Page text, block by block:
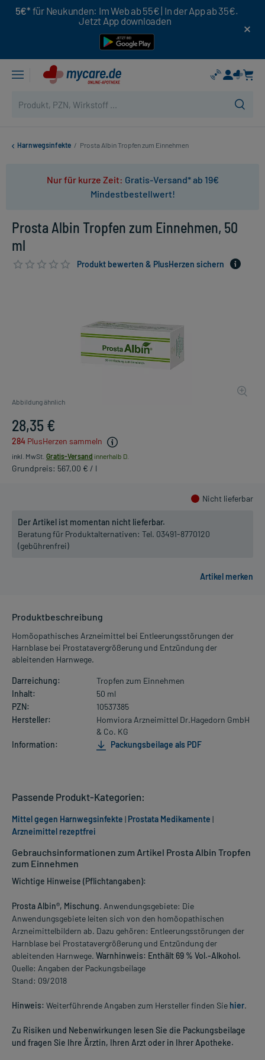
5€* für Neukunden: Im Web ab 55€ | In der App ab 35€.
Jetzt App downloaden
Harnwegsinfekte / Prosta Albin Tropfen zum Einnehmen
Nur für kurze Zeit: Gratis-Versand* ab 19€
Mindestbestellwert!
Prosta Albin Tropfen zum Einnehmen, 50
ml
Produkt bewerten & PlusHerzen sichern
Abbildung ähnlich
28,35 €
284 PlusHerzen sammeln
inkl. MwSt. Gratis-Versand innerhalb D.
Grundpreis: 567,00 € / l
Nicht lieferbar
Der Artikel ist momentan nicht lieferbar.
Beratung für Produktalternativen: Tel. 03491-8770120
(gebührenfrei)
Produktbeschreibung
Homöopathisches Arzneimittel bei Entleerungsstörungen der
Harnblase bei Prostatavergrößerung und Entzündung der
ableitenden Harnwege.
Darreichung:
Tropfen zum Einnehmen
Inhalt:
50 ml
PZN:
10537385
Hersteller:
Homviora Arzneimittel Dr.Hagedorn GmbH
& Co. KG
Information:
Packungsbeilage als PDF
Gebrauchsinformationen zum Artikel Prosta Albin Tropfen
zum Einnehmen
Wichtige Hinweise (Pflichtangaben):
Prosta Albin®, Mischung. Anwendungsgebiete: Die
Anwendungsgebiete leiten sich von den homöopathischen
Arzneimittelbildern ab. Dazu gehören: Entleerungsstörungen der
Harnblase bei Prostatavergrößerung und Entzündung der
ableitenden Harnwege. Warnhinweis: Enthält 69 % Vol.-Alkohol.
Quelle: Angaben der Packungsbeilage
Stand: 09/2018
Hinweis: Weiterführende Angaben zum Hersteller finden Sie hier.
Zu Risiken und Nebenwirkungen lesen Sie die Packungsbeilage
und fragen Sie Ihre Ärztin, Ihren Arzt oder in Ihrer Apotheke.
Passende Produkt-Kategorien:
Mittel gegen Harnwegsinfekte | Prostata Medikamente |
Arzneimittel rezeptfrei